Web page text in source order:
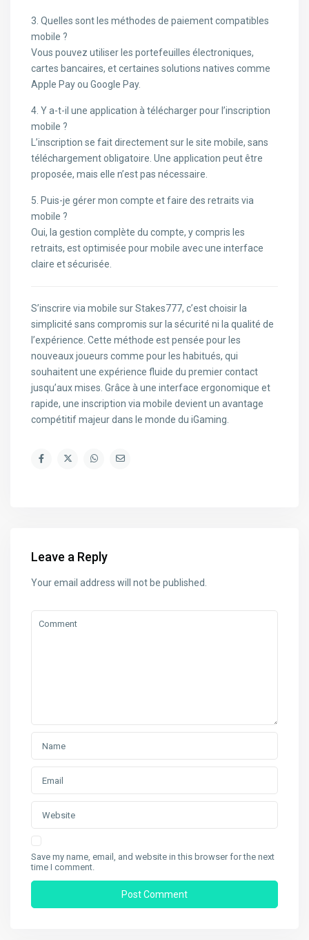
3. Quelles sont les méthodes de paiement compatibles
mobile ?
Vous pouvez utiliser les portefeuilles électroniques,
cartes bancaires, et certaines solutions natives comme
Apple Pay ou Google Pay.
4. Y a-t-il une application à télécharger pour l’inscription
mobile ?
L’inscription se fait directement sur le site mobile, sans
téléchargement obligatoire. Une application peut être
proposée, mais elle n’est pas nécessaire.
5. Puis-je gérer mon compte et faire des retraits via
mobile ?
Oui, la gestion complète du compte, y compris les
retraits, est optimisée pour mobile avec une interface
claire et sécurisée.
S’inscrire via mobile sur Stakes777, c’est choisir la
simplicité sans compromis sur la sécurité ni la qualité de
l’expérience. Cette méthode est pensée pour les
nouveaux joueurs comme pour les habitués, qui
souhaitent une expérience fluide du premier contact
jusqu’aux mises. Grâce à une interface ergonomique et
rapide, une inscription via mobile devient un avantage
compétitif majeur dans le monde du iGaming.
Leave a Reply
Your email address will not be published.
Save my name, email, and website in this browser for the next
time I comment.